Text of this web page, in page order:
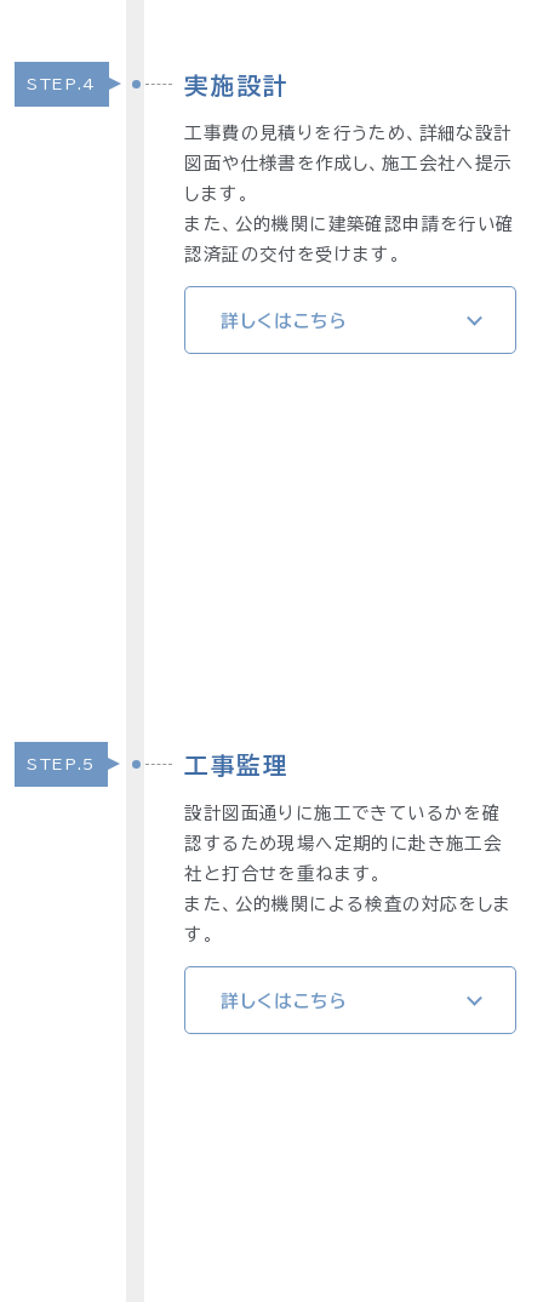
STEP.4 実施設計
工事費の見積りを行うため、詳細な設計
図面や仕様書を作成し、施工会社へ提示
します。
また、公的機関に建築確認申請を行い確
認済証の交付を受けます。
詳しくはこちら
STEP.5 工事監理
設計図面通りに施工できているかを確
認するため現場へ定期的に赴き施工会
社と打合せを重ねます。
また、公的機関による検査の対応をしま
す。
詳しくはこちら